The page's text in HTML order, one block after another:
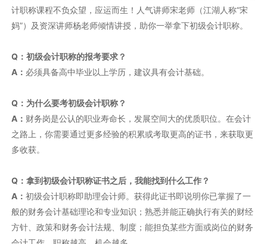
计职称课程不负众望，应运而生！人气讲师宋老师（江湖人称“宋
妈”）及资深讲师杨老师倾情讲授，助你一举拿下初级会计职称。
Q：初级会计职称的报考要求？
A： 必须具备高中毕业以上学历，建议具有会计基础。
Q：为什么要考初级会计职称？
A： 财务岗是公认的职业寿命长，发展空间大的优质职位。在会计
之路上，你需要通过更多经验的积累或考取更高的证书，来获取更
多收获。
Q：拿到初级会计职称证书之后，我能找到什么工作？
A：初级会计职称即助理会计师。获得此证书即说明你已掌握了一
般的财务会计基础理论和专业知识；熟悉并能正确执行有关的财经
方针、政策和财务会计法规、制度；能担负某些方面或岗位的财务